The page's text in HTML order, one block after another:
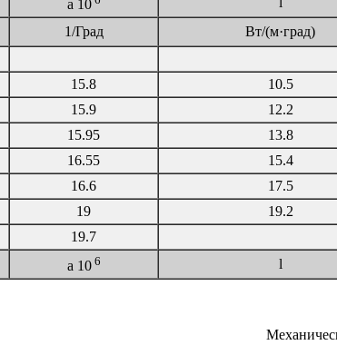
a10
1/Град Вт/(м·град)
15.8
10.5
15.9
12.2
15.95
13.8
16.55
15.4
16.6
17.5
19
19.2
19.7
a106 l